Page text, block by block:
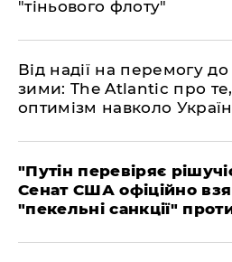
"тіньового флоту"
​Від надії на перемогу до
зими: The Atlantic про
оптимізм навколо
​"Путін перевіряє
Сенат США офіційно
"пекельні санкції"